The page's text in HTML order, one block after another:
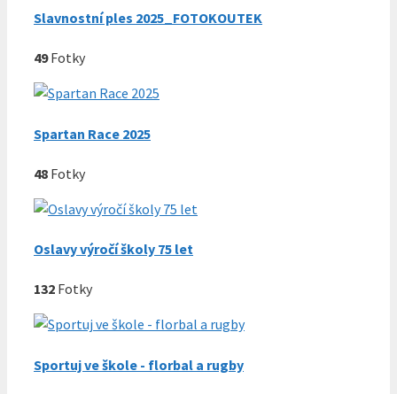
Slavnostní ples 2025_FOTOKOUTEK
49Fotky
Spartan Race 2025
48 Fotky
Oslavy výročí školy 75 let
132 Fotky
Sportuj ve škole - florbal a rugby